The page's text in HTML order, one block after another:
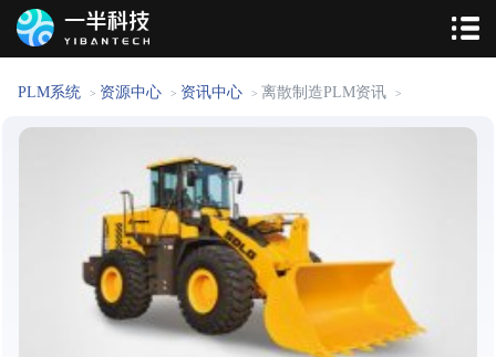
PLM系统 > 资源中心 > 资讯中心 > 离散制造PLM资讯 >